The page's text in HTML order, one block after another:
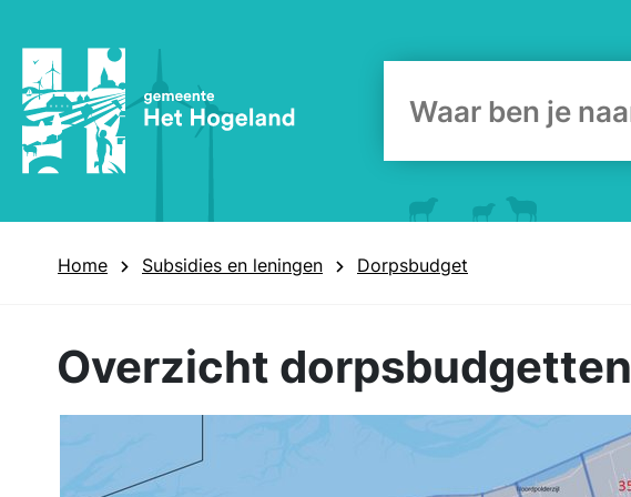
Home Subsidies en leningen Dorpsbudget
Overzicht dorpsbudgetten